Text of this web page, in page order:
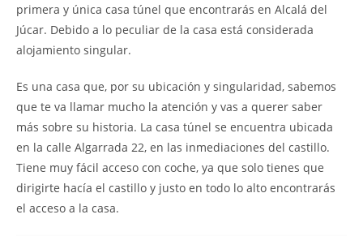
primera y única casa túnel que encontrarás en Alcalá del
Júcar. Debido a lo peculiar de la casa está considerada
alojamiento singular.
Es una casa que, por su ubicación y singularidad, sabemos
que te va llamar mucho la atención y vas a querer saber
más sobre su historia. La casa túnel se encuentra ubicada
en la calle Algarrada 22, en las inmediaciones del castillo.
Tiene muy fácil acceso con coche, ya que solo tienes que
dirigirte hacía el castillo y justo en todo lo alto encontrarás
el acceso a la casa.